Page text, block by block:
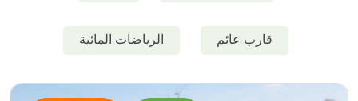
قارب عائم الرياضات المائية